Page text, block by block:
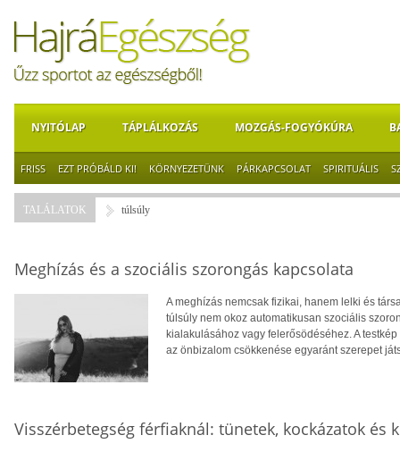
NYITÓLAP TÁPLÁLKOZÁS MOZGÁS-FOGYÓKÚRA
FRISS EZT PRÓBÁLD KI! KÖRNYEZETÜNK PÁRKAPCSOLAT SPIRITUÁLIS
TALÁLATOK túlsúly
Meghízás és a szociális szorongás kapcsolata
A meghízás nemcsak fizikai, hanem lelki és
túlsúly nem okoz automatikusan szociális
kialakulásához vagy felerősödéséhez. A
az önbizalom csökkenése egyaránt szerepet
Visszérbetegség férfiaknál: tünetek, kockázatok és